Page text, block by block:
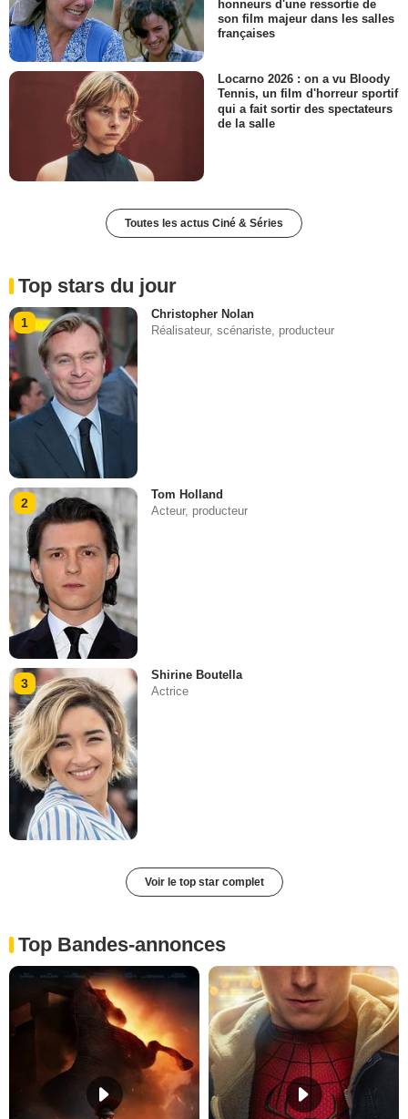
honneurs d'une ressortie de
son film majeur dans les salles
françaises
Locarno 2026 : on a vu Bloody
Tennis, un film d'horreur sportif
qui a fait sortir des spectateurs
de la salle
Toutes les actus Ciné & Séries
Top stars du jour
1
Christopher Nolan
Réalisateur, scénariste, producteur
2
Tom Holland
Acteur, producteur
3
Shirine Boutella
Actrice
Voir le top star complet
Top Bandes-annonces